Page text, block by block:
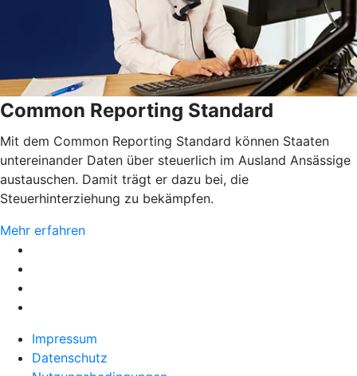
Common Reporting Standard
Mit dem Common Reporting Standard können Staaten
untereinander Daten über steuerlich im Ausland Ansässige
austauschen. Damit trägt er dazu bei, die
Steuerhinterziehung zu bekämpfen.
Mehr erfahren
Impressum
Datenschutz